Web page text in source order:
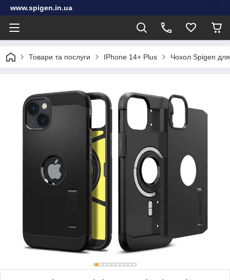
www.spigen.in.ua
Товари та послуги IPhone 14+ Plus Чохол Spigen